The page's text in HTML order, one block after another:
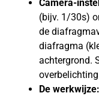
Camera-
(bijv. 1/30s)
de
diafragma
achtergrond.
De werkwijze: